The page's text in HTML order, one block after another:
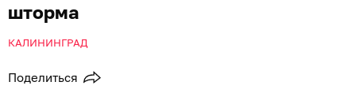
шторма
КАЛИНИНГРАД
Поделиться